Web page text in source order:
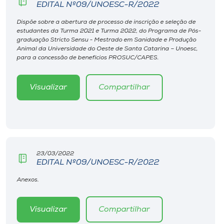
Museu
EDITAL Nº09/UNOESC-R/2022
Dispõe sobre a abertura de processo de inscrição e seleção de
estudantes da Turma 2021 e Turma 2022, do Programa de Pós-
graduação Stricto Sensu - Mestrado em Sanidade e Produção
Animal da Universidade do Oeste de Santa Catarina – Unoesc,
para a concessão de benefícios PROSUC/CAPES.
Visualizar Compartilhar
23/03/2022
EDITAL Nº09/UNOESC-R/2022
Anexos.
Visualizar Compartilhar